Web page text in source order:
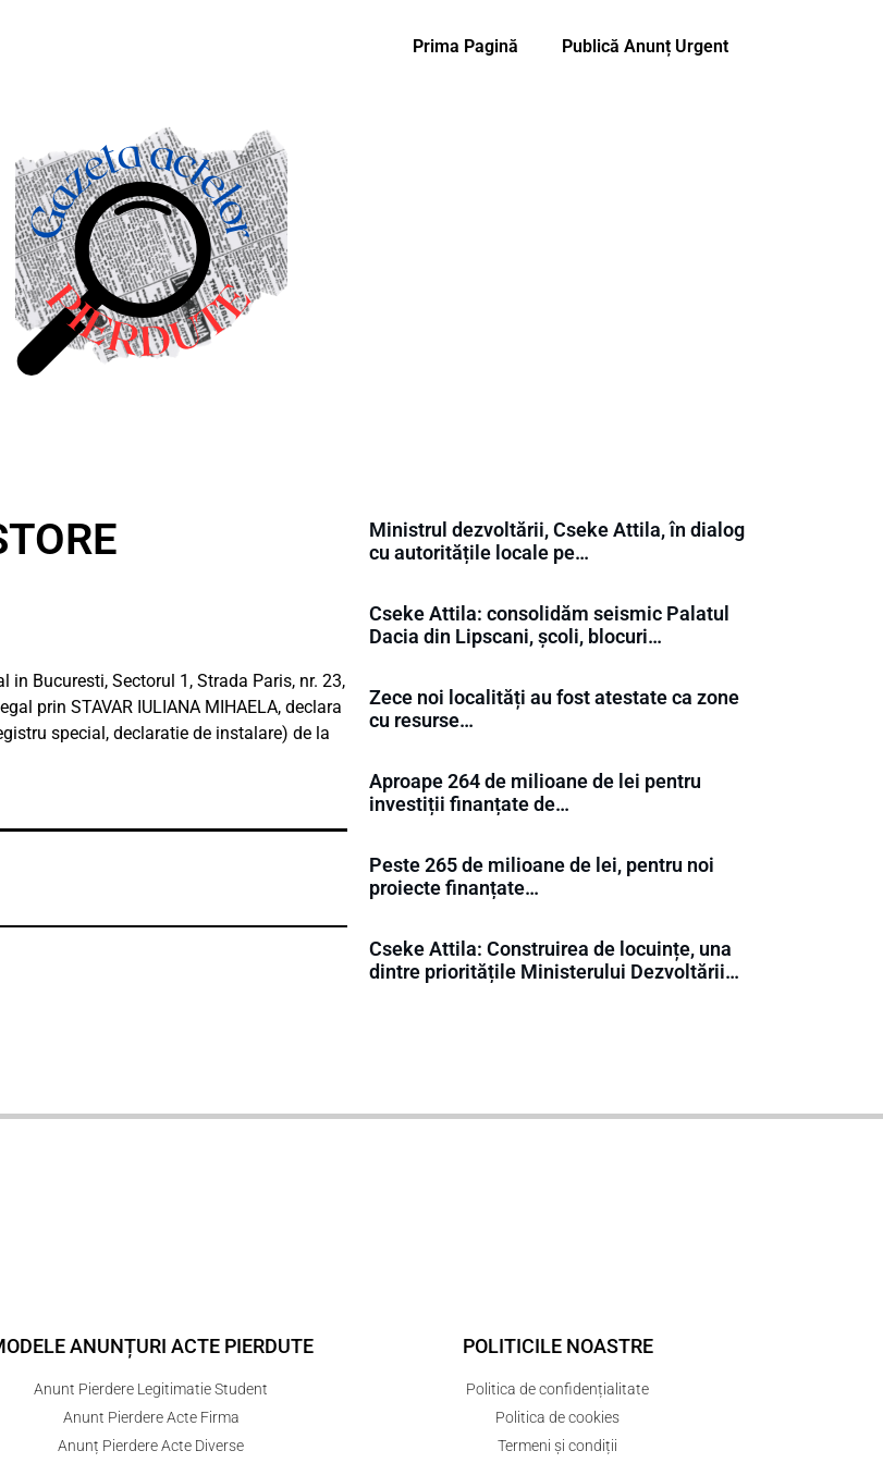
Prima Pagină Publică Anunț Urgent
in Bucuresti, Sectorul 1, Strada Paris, nr. 23,
prin STAVAR IULIANA MIHAELA, declara
special, declaratie de instalare) de la
Ministrul dezvoltării, Cseke Attila, în dialog
cu autoritățile locale pe…
Cseke Attila: consolidăm seismic Palatul
Dacia din Lipscani, școli, blocuri…
Zece noi localități au fost atestate ca zone
cu resurse…
Aproape 264 de milioane de lei pentru
investiții finanțate de…
Peste 265 de milioane de lei, pentru noi
proiecte finanțate…
Cseke Attila: Construirea de locuințe, una
dintre prioritățile Ministerului Dezvoltării…
ANUNȚURI ACTE PIERDUTE
Anunt Pierdere Legitimatie Student
Anunt Pierdere Acte Firma
Anunț Pierdere Acte Diverse
POLITICILE NOASTRE
Politica de confidențialitate
Politica de cookies
Termeni și condiții